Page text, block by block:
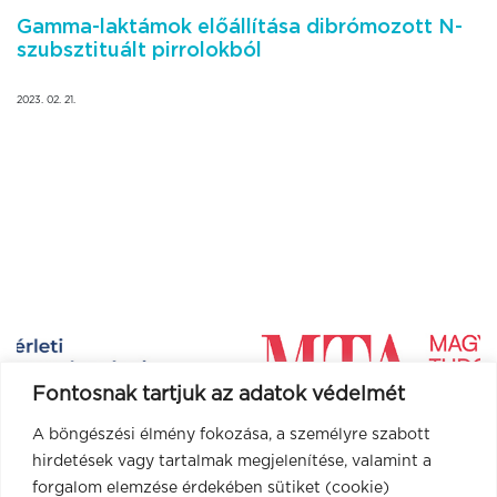
Fontosnak tartjuk az adatok védelmét
A böngészési élmény fokozása, a személyre szabott
hirdetések vagy tartalmak megjelenítése, valamint a
forgalom elemzése érdekében sütiket (cookie)
Gamma-laktámok előállítása dibrómozott N-
szubsztituált pirrolokból
2023. 02. 21.